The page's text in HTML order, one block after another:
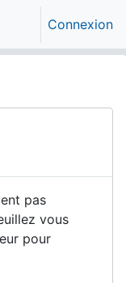
Connexion
pas
vous
pour